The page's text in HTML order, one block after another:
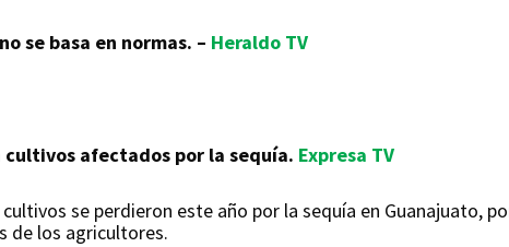
se basa en normas. – Heraldo TV
afectados por la sequía. Expresa TV
se perdieron este año por la sequía en Guanajuato,
de los agricultores.